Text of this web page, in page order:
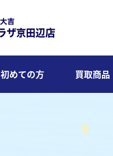
初めての方 買取商品